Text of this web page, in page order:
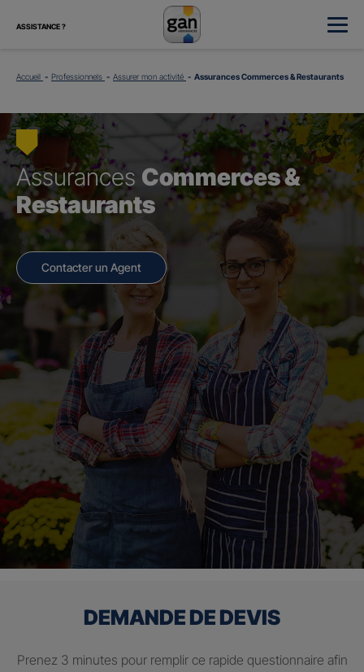
ASSISTANCE ?
Accueil Professionnels Assurer mon activité Assurances Commerces & Restaurants
Assurances Commerces &
Restaurants
Contacter un Agent
DEMANDE DE DEVIS
Prenez 3 minutes pour remplir ce rapide questionnaire afin